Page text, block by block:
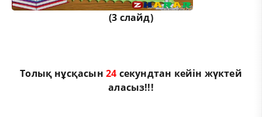
(3 слайд)
Толық нұсқасын24 секундтан кейін жүктей
аласыз!!!